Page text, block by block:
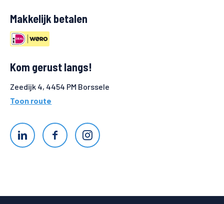
Makkelijk betalen
Kom gerust langs!
Zeedijk 4, 4454 PM Borssele
Toon route